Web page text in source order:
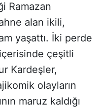
Ramazan
alan ikili,
yaşattı. İki perde
çeşitli
Kardeşler,
olayların
maruz kaldığı